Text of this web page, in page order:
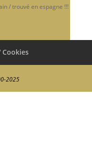
/ trouvé en espagne !!!
Cookies
2025